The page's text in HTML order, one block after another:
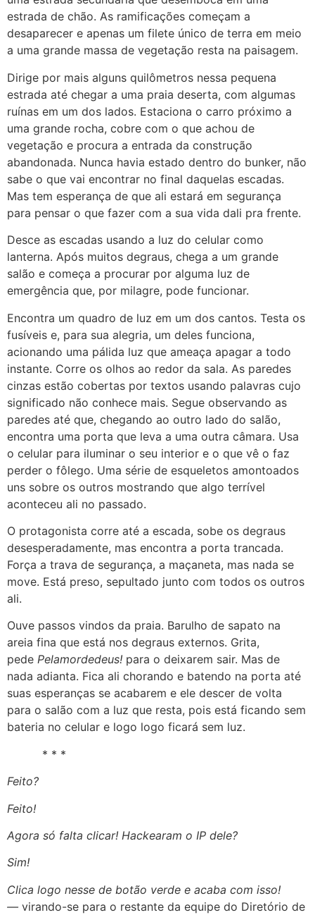
estrada de chão. As ramificações começam a
desaparecer e apenas um filete único de terra em meio
a uma grande massa de vegetação resta na paisagem.
Dirige por mais alguns quilômetros nessa pequena
estrada até chegar a uma praia deserta, com algumas
ruínas em um dos lados. Estaciona o carro próximo a
uma grande rocha, cobre com o que achou de
vegetação e procura a entrada da construção
abandonada. Nunca havia estado dentro do bunker, não
sabe o que vai encontrar no final daquelas escadas.
Mas tem esperança de que ali estará em segurança
para pensar o que fazer com a sua vida dali pra frente.
Desce as escadas usando a luz do celular como
lanterna. Após muitos degraus, chega a um grande
salão e começa a procurar por alguma luz de
emergência que, por milagre, pode funcionar.
Encontra um quadro de luz em um dos cantos. Testa os
fusíveis e, para sua alegria, um deles funciona,
acionando uma pálida luz que ameaça apagar a todo
instante. Corre os olhos ao redor da sala. As paredes
cinzas estão cobertas por textos usando palavras cujo
significado não conhece mais. Segue observando as
paredes até que, chegando ao outro lado do salão,
encontra uma porta que leva a uma outra câmara. Usa
o celular para iluminar o seu interior e o que vê o faz
perder o fôlego. Uma série de esqueletos amontoados
uns sobre os outros mostrando que algo terrível
aconteceu ali no passado.
O protagonista corre até a escada, sobe os degraus
desesperadamente, mas encontra a porta trancada.
Força a trava de segurança, a maçaneta, mas nada se
move. Está preso, sepultado junto com todos os outros
ali.
Ouve passos vindos da praia. Barulho de sapato na
areia fina que está nos degraus externos. Grita,
pede Pelamordedeus! para o deixarem sair. Mas de
nada adianta. Fica ali chorando e batendo na porta até
suas esperanças se acabarem e ele descer de volta
para o salão com a luz que resta, pois está ficando sem
bateria no celular e logo logo ficará sem luz.
* * *
Feito?
Feito!
Agora só falta clicar! Hackearam o IP dele?
Sim!
Clica logo nesse de botão verde e acaba com isso!
— virando-se para o restante da equipe do Diretório de